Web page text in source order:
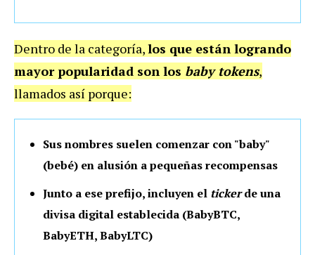
Dentro de la categoría,los que están logrando
mayor popularidad son los baby tokens,
llamados así porque:
Sus nombres suelen comenzar con "baby"
(bebé) en alusión a pequeñas recompensas
Junto a ese prefijo, incluyen el tickerde una
divisa digital establecida (BabyBTC,
BabyETH, BabyLTC)